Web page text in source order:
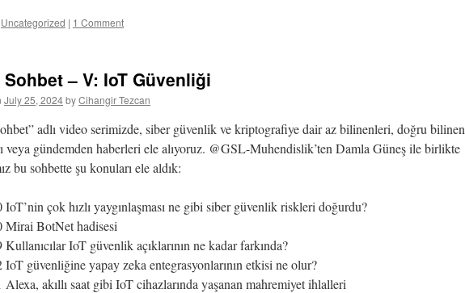
Uncategorized | 1 Comment
– V: IoT Güvenliği
July 25, 2024byCihangir Tezcan
adlı video serimizde, siber güvenlik ve kriptografiye dair az bilinenleri, doğru bilinen
veya gündemden haberleri ele alıyoruz. @GSL-Muhendislik’ten Damla Güneş ile birlikte
bu sohbette şu konuları ele aldık:
IoT’nin çok hızlı yaygınlaşması ne gibi siber güvenlik riskleri doğurdu?
Mirai BotNet hadisesi
IoT güvenlik açıklarının ne kadar farkında?
IoT güvenliğine yapay zeka entegrasyonlarının etkisi ne olur?
Alexa, akıllı saat gibi IoT cihazlarında yaşanan mahremiyet ihlalleri